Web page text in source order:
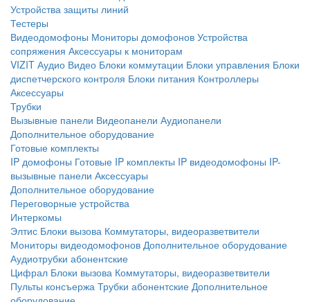
Устройства защиты линий
Тестеры
Видеодомофоны Мониторы домофонов Устройства
сопряжения Аксессуары к мониторам
VIZIT Аудио Видео Блоки коммутации Блоки управления Блоки
диспетчерского контроля Блоки питания Контроллеры
Аксессуары
Трубки
Вызывные панели Видеопанели Аудиопанели
Дополнительное оборудование
Готовые комплекты
IP домофоны Готовые IP комплекты IP видеодомофоны IP-
вызывные панели Аксессуары
Дополнительное оборудование
Переговорные устройства
Интеркомы
Элтис Блоки вызова Коммутаторы, видеоразветвители
Мониторы видеодомофонов Дополнительное оборудование
Аудиотрубки абонентские
Цифрал Блоки вызова Коммутаторы, видеоразветвители
Пульты консъержа Трубки абонентские Дополнительное